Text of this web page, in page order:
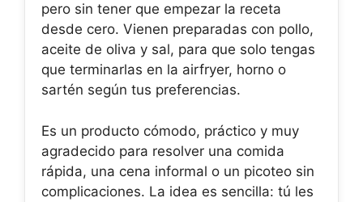
pero sin tener que empezar la receta
desde cero. Vienen preparadas con pollo,
aceite de oliva y sal, para que solo tengas
que terminarlas en la airfryer, horno o
sartén según tus preferencias.
Es un producto cómodo, práctico y muy
agradecido para resolver una comida
rápida, una cena informal o un picoteo sin
complicaciones. La idea es sencilla: tú les